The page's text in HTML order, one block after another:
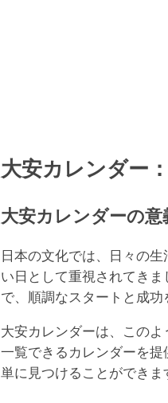
大安カレンダー
大安カレンダーの意
日本の文化では、日々の
い日として重視されてき
で、順調なスタートと成功
大安カレンダーは、この
一覧できるカレンダーを
単に見つけることができま